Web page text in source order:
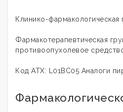
Клинико-фармакологическая
Фармакотерапевтическая
противоопухолевое
Код АТХ: L01BC05 Аналоги